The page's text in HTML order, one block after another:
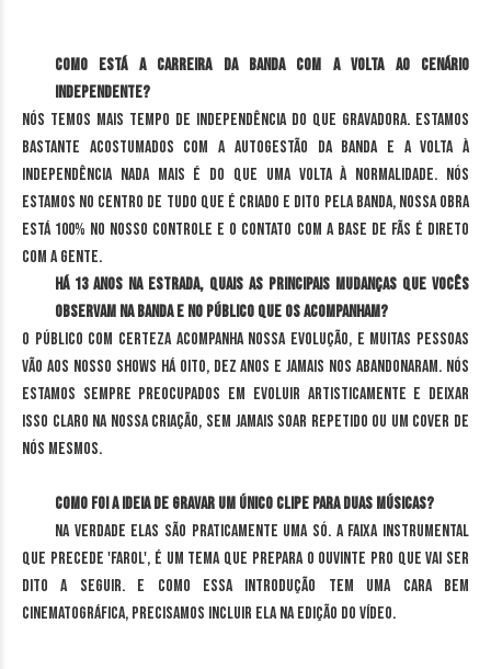
Como está a carreira da banda com a volta ao cenário
independente?
Nós temos mais tempo de independência do que gravadora. Estamos
bastante acostumados com a autogestão da banda e a volta à
independência nada mais é do que uma volta à normalidade. Nós
estamos no centro de tudo que é criado e dito pela banda, nossa obra
está 100% no nosso controle e o contato com a base de fãs é direto
com a gente.
Há 13 anos na estrada, quais as principais mudanças que vocês
observam na banda e no público que os acompanham?
O público com certeza acompanha nossa evolução, e muitas pessoas
vão aos nosso shows há oito, dez anos e jamais nos abandonaram. Nós
estamos sempre preocupados em evoluir artisticamente e deixar
isso claro na nossa criação, sem jamais soar repetido ou um cover de
nós mesmos.
Como foi a ideia de gravar um único clipe para duas músicas?
Na verdade elas são praticamente uma só. A faixa instrumental
que precede 'Farol', é um tema que prepara o ouvinte pro que vai ser
dito a seguir. E como essa introdução tem uma cara bem
cinematográfica, precisamos incluir ela na edição do vídeo.